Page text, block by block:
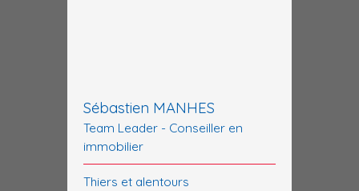
Sébastien MANHES
Team Leader - Conseiller en
immobilier
Thiers et alentours